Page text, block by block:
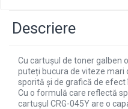
Descriere
Cu cartușul de toner galben
puteți bucura de viteze mari
sporită și de grafică de
Cu o formulă care reflectă
cartușul CRG-045Y are o